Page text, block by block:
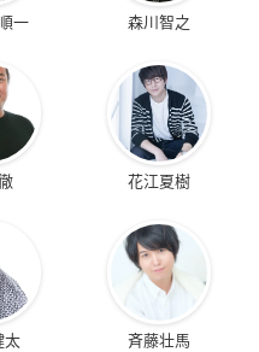
一 森川智之
花江夏樹
太 斉藤壮馬